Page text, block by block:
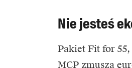
Nie jesteś
Pakiet Fit for
MCP zmusza